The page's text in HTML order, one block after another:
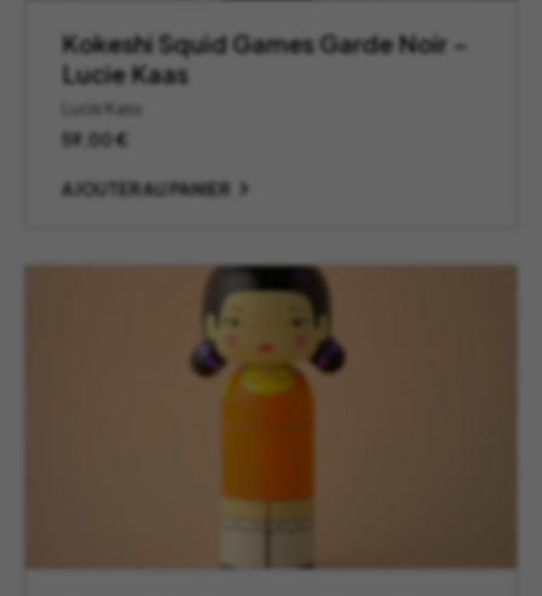
Kokeshi Squid Games Garde Noir –
Lucie Kaas
Lucie Kass
59,00€
AJOUTER AU PANIER